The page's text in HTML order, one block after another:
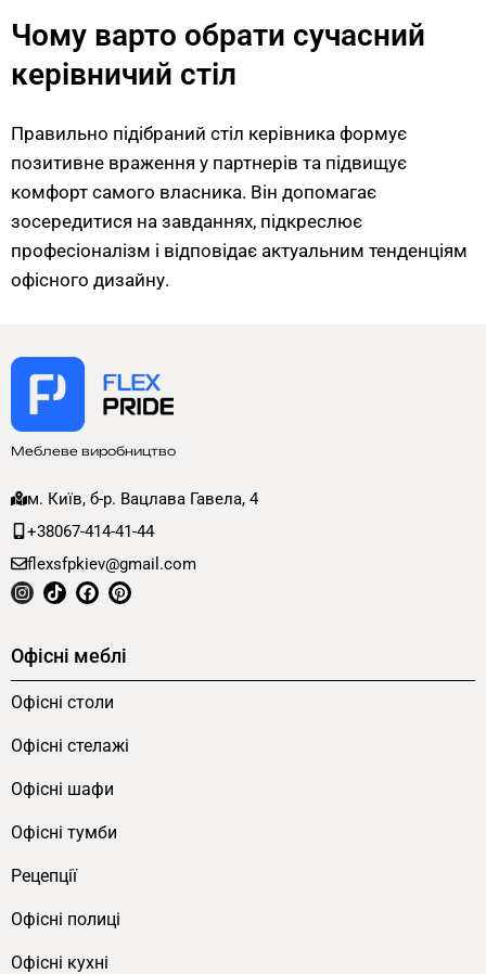
Чому варто обрати сучасний
керівничий стіл
Правильно підібраний стіл керівника формує
позитивне враження у партнерів та підвищує
комфорт самого власника. Він допомагає
зосередитися на завданнях, підкреслює
професіоналізм і відповідає актуальним тенденціям
офісного дизайну.
Меблеве виробництво
м. Київ, б-р. Вацлава Гавела, 4
+38067-414-41-44
flexsfpkiev@gmail.com
Офісні меблі
Офісні столи
Офісні стелажі
Офісні шафи
Офісні тумби
Рецепції
Офісні полиці
Офісні кухні